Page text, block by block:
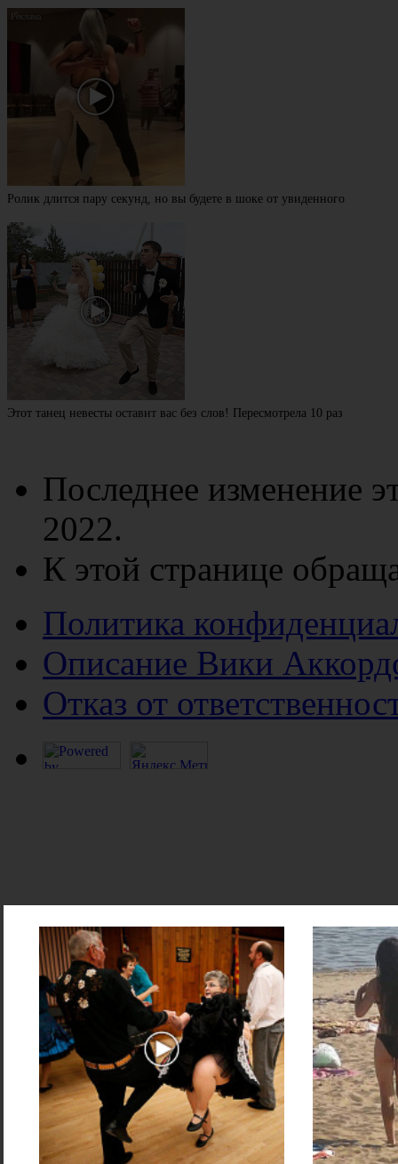
Ролик длится пару секунд, но вы будете в шоке от увиденного
Этот танец невесты оставит вас без слов! Пересмотрела 10 раз
Последнее изменение
2022.
К этой странице
Политика
Описание Вики
Отказ от